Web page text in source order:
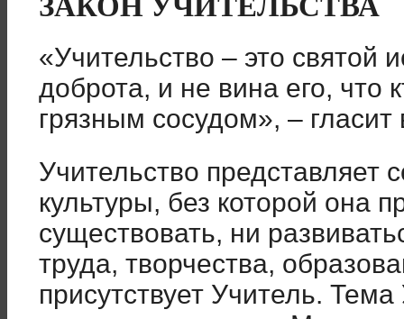
«Учительство – это святой
доброта, и не вина его, что
грязным сосудом», – гласит
Учительство представляет
культуры, без которой она
существовать, ни
труда, творчества,
присутствует Учитель.